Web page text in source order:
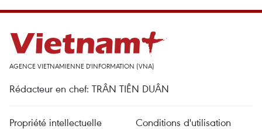
AGENCE VIETNAMIENNE D'INFORMATION (VNA)
Rédacteur en chef: TRÂN TIÊN DUÂN
Propriété intellectuelle
Conditions d'utilisation